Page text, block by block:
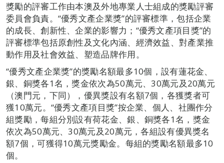
獎勵的評審工作由本澳及外地專業人士組成的獎勵評審
委員會負責。“優秀文產企業獎”的評審標準，包括企業
的成長、創新性、企業的影響力；“優秀文產項目獎”的
評審標準包括原創性及文化內涵、經濟效益、對產業推
動作用及社會效益、塑造品牌作用。
“優秀文產企業獎”的獎勵名額最多10個，設有蓮花金、
銀、銅獎各1名，獎金依次為50萬元、30萬元及20萬元
（澳門元，下同），優異獎設有名額7個，各獲獎者可
獲10萬元。“優秀文產項目獎”按企業、個人、社團作分
組獎勵，每組分別設有荷花金、銀、銅獎各1名，獎金
依次為50萬元、30萬元及20萬元，各組設有優異獎名
額7個，可獲得10萬元獎勵金。每組的獎勵名額最多10
個。